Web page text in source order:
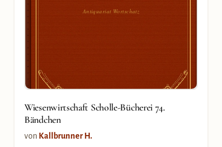
Antiquariat Wortschatz
Wiesenwirtschaft Scholle-Bücherei 74.
Bändchen
von Kallbrunner H.